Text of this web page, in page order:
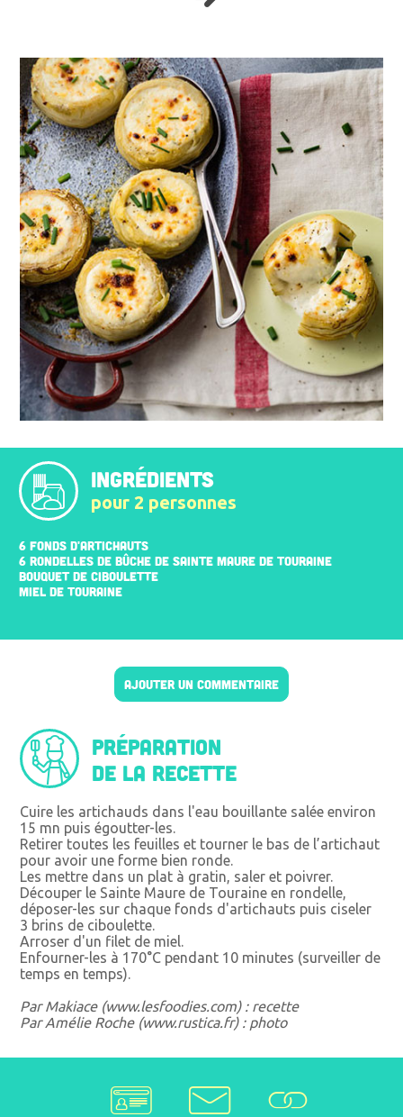
INGRÉDIENTS
pour 2 personnes
6 FONDS D'ARTICHAUTS
6 RONDELLES DE BÛCHE DE SAINTE MAURE DE TOURAINE
BOUQUET DE CIBOULETTE
MIEL DE TOURAINE
AJOUTER UN COMMENTAIRE
Préparation
de la recette
Cuire les artichauds dans l'eau bouillante salée environ
15 mn puis égoutter-les.
Retirer toutes les feuilles et tourner le bas de l’artichaut
pour avoir une forme bien ronde.
Les mettre dans un plat à gratin, saler et poivrer.
Découper le Sainte Maure de Touraine en rondelle,
déposer-les sur chaque fonds d'artichauts puis ciseler
3 brins de ciboulette.
Arroser d'un filet de miel.
Enfourner-les à 170°C pendant 10 minutes (surveiller de
temps en temps).
Par Makiace (www.lesfoodies.com) : recette
Par Amélie Roche (www.rustica.fr) : photo